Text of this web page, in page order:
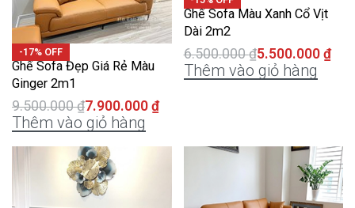
-17% OFF
Ghế Sofa Đẹp Giá Rẻ Màu
Ginger 2m1
9.500.000₫7.900.000 ₫
Thêm vào giỏ hàng
Ghế Sofa Màu Xanh Cổ Vịt
Dài 2m2
6.500.000₫5.500.000 ₫
Thêm vào giỏ hàng